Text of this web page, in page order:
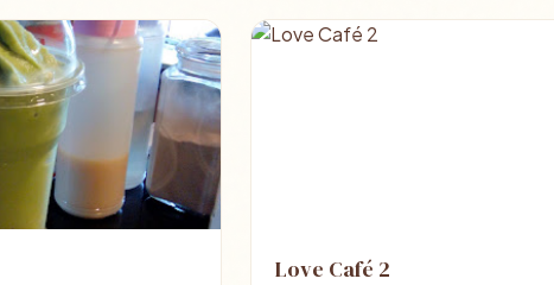
Love Café 2